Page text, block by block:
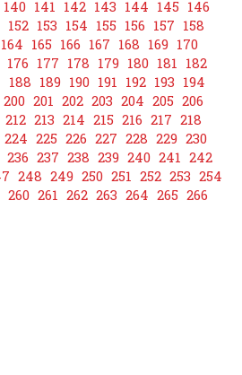
140 141 142 143 144 145 146
152 153 154 155 156 157 158
164 165 166 167 168 169 170
176 177 178 179 180 181 182
188 189 190 191 192 193 194
200 201 202 203 204 205 206
212 213 214 215 216 217 218
224 225 226 227 228 229 230
236 237 238 239 240 241 242
248 249 250 251 252 253 254
260 261 262 263 264 265 266